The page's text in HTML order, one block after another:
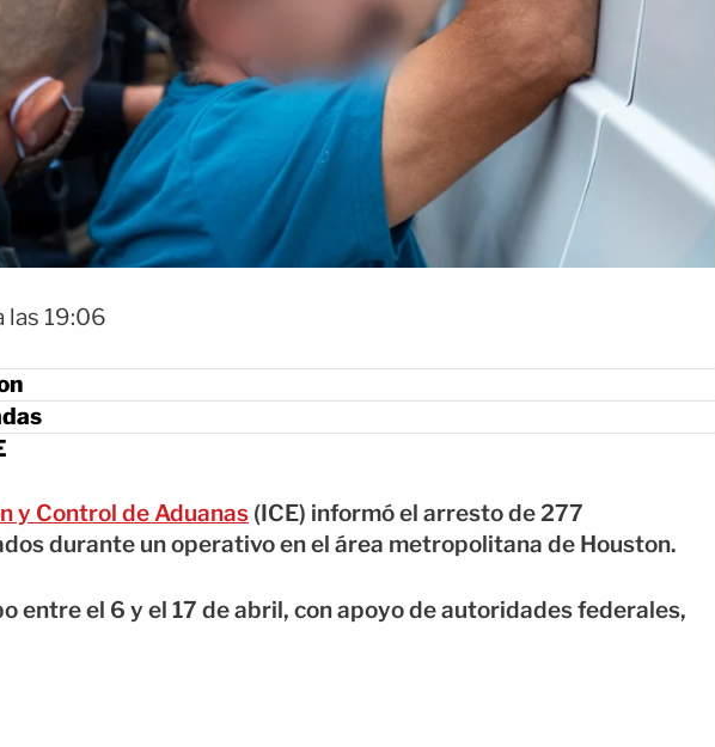
las 19:06
y Control de Aduanas (ICE) informó el arresto de 277
durante un operativo en el área metropolitana de Houston.
entre el 6 y el 17 de abril, con apoyo de autoridades federales,